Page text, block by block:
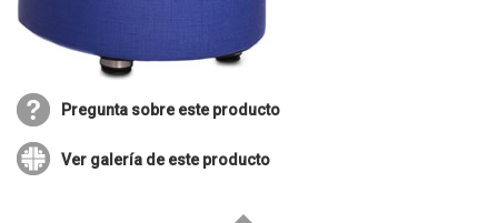
Pregunta sobre este producto
Ver galería de este producto